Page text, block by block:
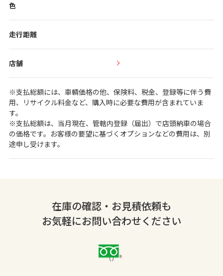
色
走行距離
店舗
※支払総額には、車輌価格の他、保険料、税金、登録等に伴う費
用、リサイクル料金など、購入時に必要な費用が含まれていま
す。
※支払総額は、当月現在、管轄内登録（届出）で店頭納車の場合
の価格です。お客様の要望に基づくオプションなどの費用は、別
途申し受けます。
在庫の確認・お見積依頼も
お気軽にお問い合わせください
（）